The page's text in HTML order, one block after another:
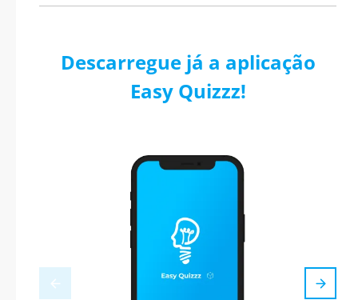
Descarregue já a aplicação
Easy Quizzz!